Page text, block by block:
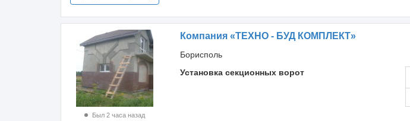
Был 2 часа назад
Компания «ТЕХНО - БУД КОМПЛЕКТ»
Борисполь
Установка секционных ворот